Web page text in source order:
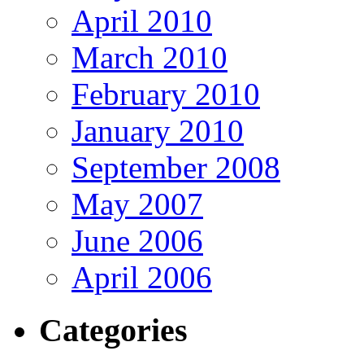
April 2010
March 2010
February 2010
January 2010
September 2008
May 2007
June 2006
April 2006
Categories